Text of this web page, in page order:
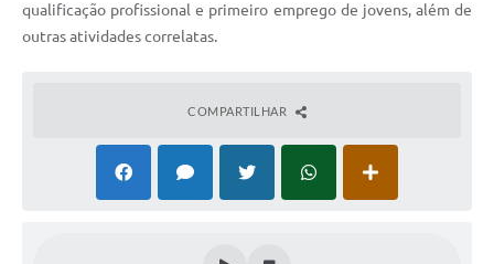
qualificação profissional e primeiro emprego de jovens, além de
outras atividades correlatas.
COMPARTILHAR